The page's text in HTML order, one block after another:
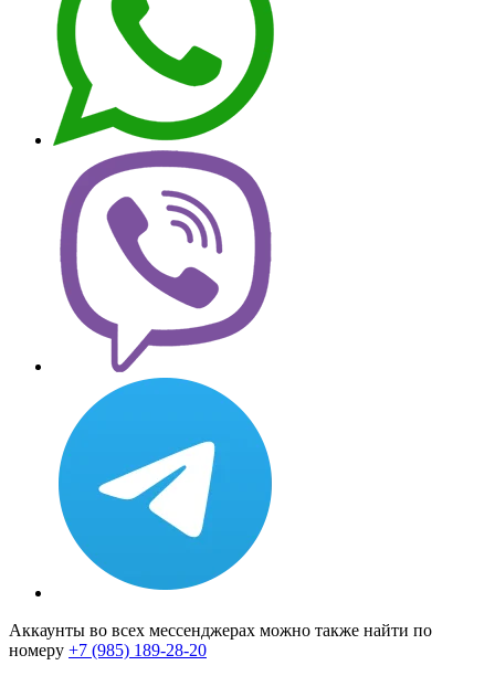
Аккаунты во всех мессенджерах можно также найти по
номеру +7 (985) 189-28-20